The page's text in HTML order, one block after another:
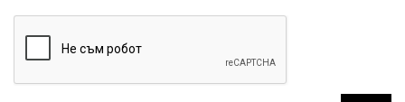
Дарение Политическа журналистика
Съпричастност Парламент Транспорт